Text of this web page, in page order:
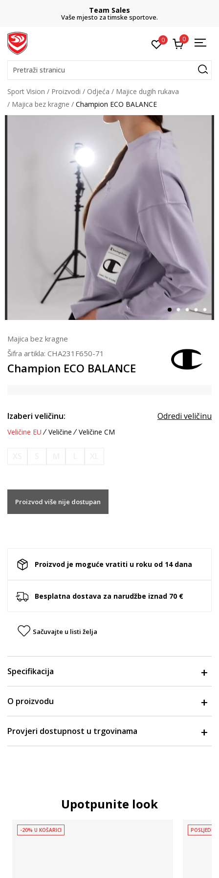
Vaše mjesto za timske sportove.
0 0
Pretraži stranicu
Sport Vision Proizvodi Odjeća
Majice dugih rukava
Majica bez kragne
Champion ECO BALANCE
Majica bez kragne
Šifra artikla: CHA231F650-71
Champion ECO BALANCE
Izaberi veličinu: Odredi veličinu
Veličine EU Veličine Veličine CM
Proizvod više nije dostupan
Proizvod je moguće vratiti u roku od 14 dana
Besplatna dostava za narudžbe iznad 70 €
Sačuvajte u listi želja
Specifikacija
O proizvodu
Provjeri dostupnost u trgovinama
Upotpunite look
-20% U KOŠARICI